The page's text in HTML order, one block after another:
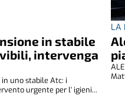
in stabile
intervenga
in uno stabile Atc: i
urgente per l' igieni...
LA